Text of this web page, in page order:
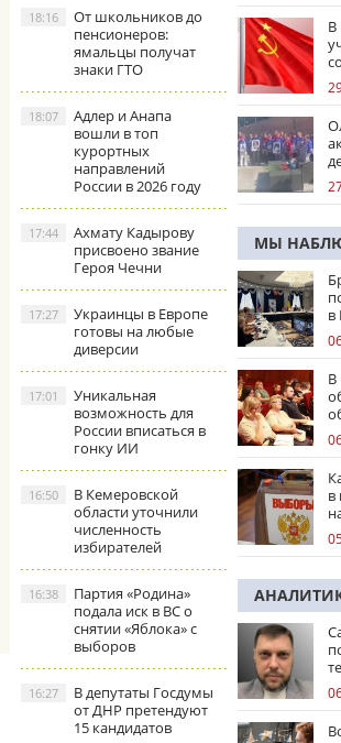
От школьников до
пенсионеров:
ямальцы получат
знаки ГТО
18:16
Адлер и Анапа
вошли в топ
курортных
направлений
России в 2026 году
18:07
Ахмату Кадырову
присвоено звание
Героя Чечни
17:44
Украинцы в Европе
готовы на любые
диверсии
17:27
Уникальная
возможность для
России вписаться в
гонку ИИ
17:01
В Кемеровской
области уточнили
численность
избирателей
16:50
Партия «Родина»
подала иск в ВС о
снятии «Яблока» с
выборов
16:38
В депутаты Госдумы
от ДНР претендуют
15 кандидатов
16:27
В
МЫ
в
В
в